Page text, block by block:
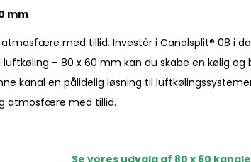
mm
med tillid. Investér i Canalsplit® 08
– 80 x 60 mm kan du skabe en kølig
kanal en pålidelig løsning til
atmosfære med tillid.
Se vores udvalg af 80 x 60